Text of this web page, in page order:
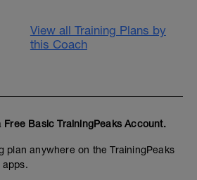
View all Training Plans by
this Coach
Free Basic TrainingPeaks Account.
plan anywhere on the TrainingPeaks
apps.